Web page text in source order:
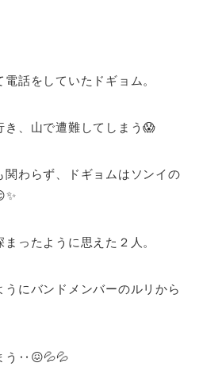
話をしていたドギョム。
、山で遭難してしまう😱
わらず、ドギョムはソンイの
ったように思えた２人。
うにバンドメンバーのルリから
う‥😖💦💦